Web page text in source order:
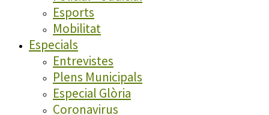
Esports
Mobilitat
Especials
Entrevistes
Plens Municipals
Especial Glòria
Coronavirus